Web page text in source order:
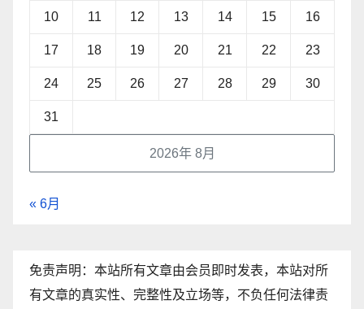
2026年 8月
10 11 12 13 14 15 16
17 18 19 20 21 22 23
24 25 26 27 28 29 30
31
« 6月
免责声明：本站所有文章由会员即时发表，本站对所
有文章的真实性、完整性及立场等，不负任何法律责